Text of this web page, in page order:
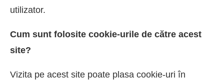
utilizator.
Cum sunt folosite cookie-urile de către acest
site?
Vizita pe acest site poate plasa cookie-uri în